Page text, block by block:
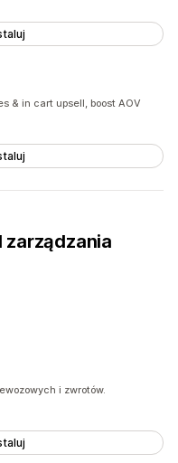
& in cart upsell, boost AOV
zarządzania
i zwrotów.